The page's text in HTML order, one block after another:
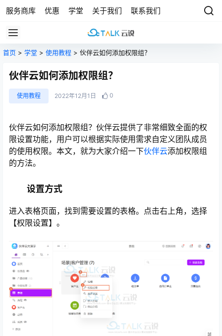
服务商库 优惠 学堂 关于我们 联系我们
首页 > 学堂 > 使用教程 > 伙伴云如何添加权限组？
伙伴云如何添加权限组？
使用教程 2022年12月1日 0
伙伴云如何添加权限组？伙伴云提供了非常细致全面的权
限设置功能，用户可以根据实际使用需求自定义团队成员
的使用权限。本文，就为大家介绍一下伙伴云添加权限组
的方法。
设置方式
进入表格页面，找到需要设置的表格。点击右上角，选择
【权限设置】。